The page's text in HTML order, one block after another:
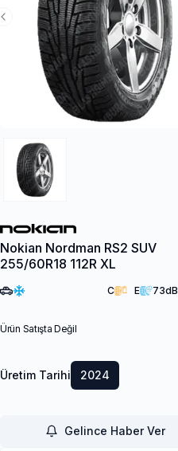
Previous Slide
Nokian Nordman RS2 SUV
255/60R18 112R XL
C E 73dB
Ürün Satışta Değil
Üretim Tarihi 2024
Gelince Haber Ver